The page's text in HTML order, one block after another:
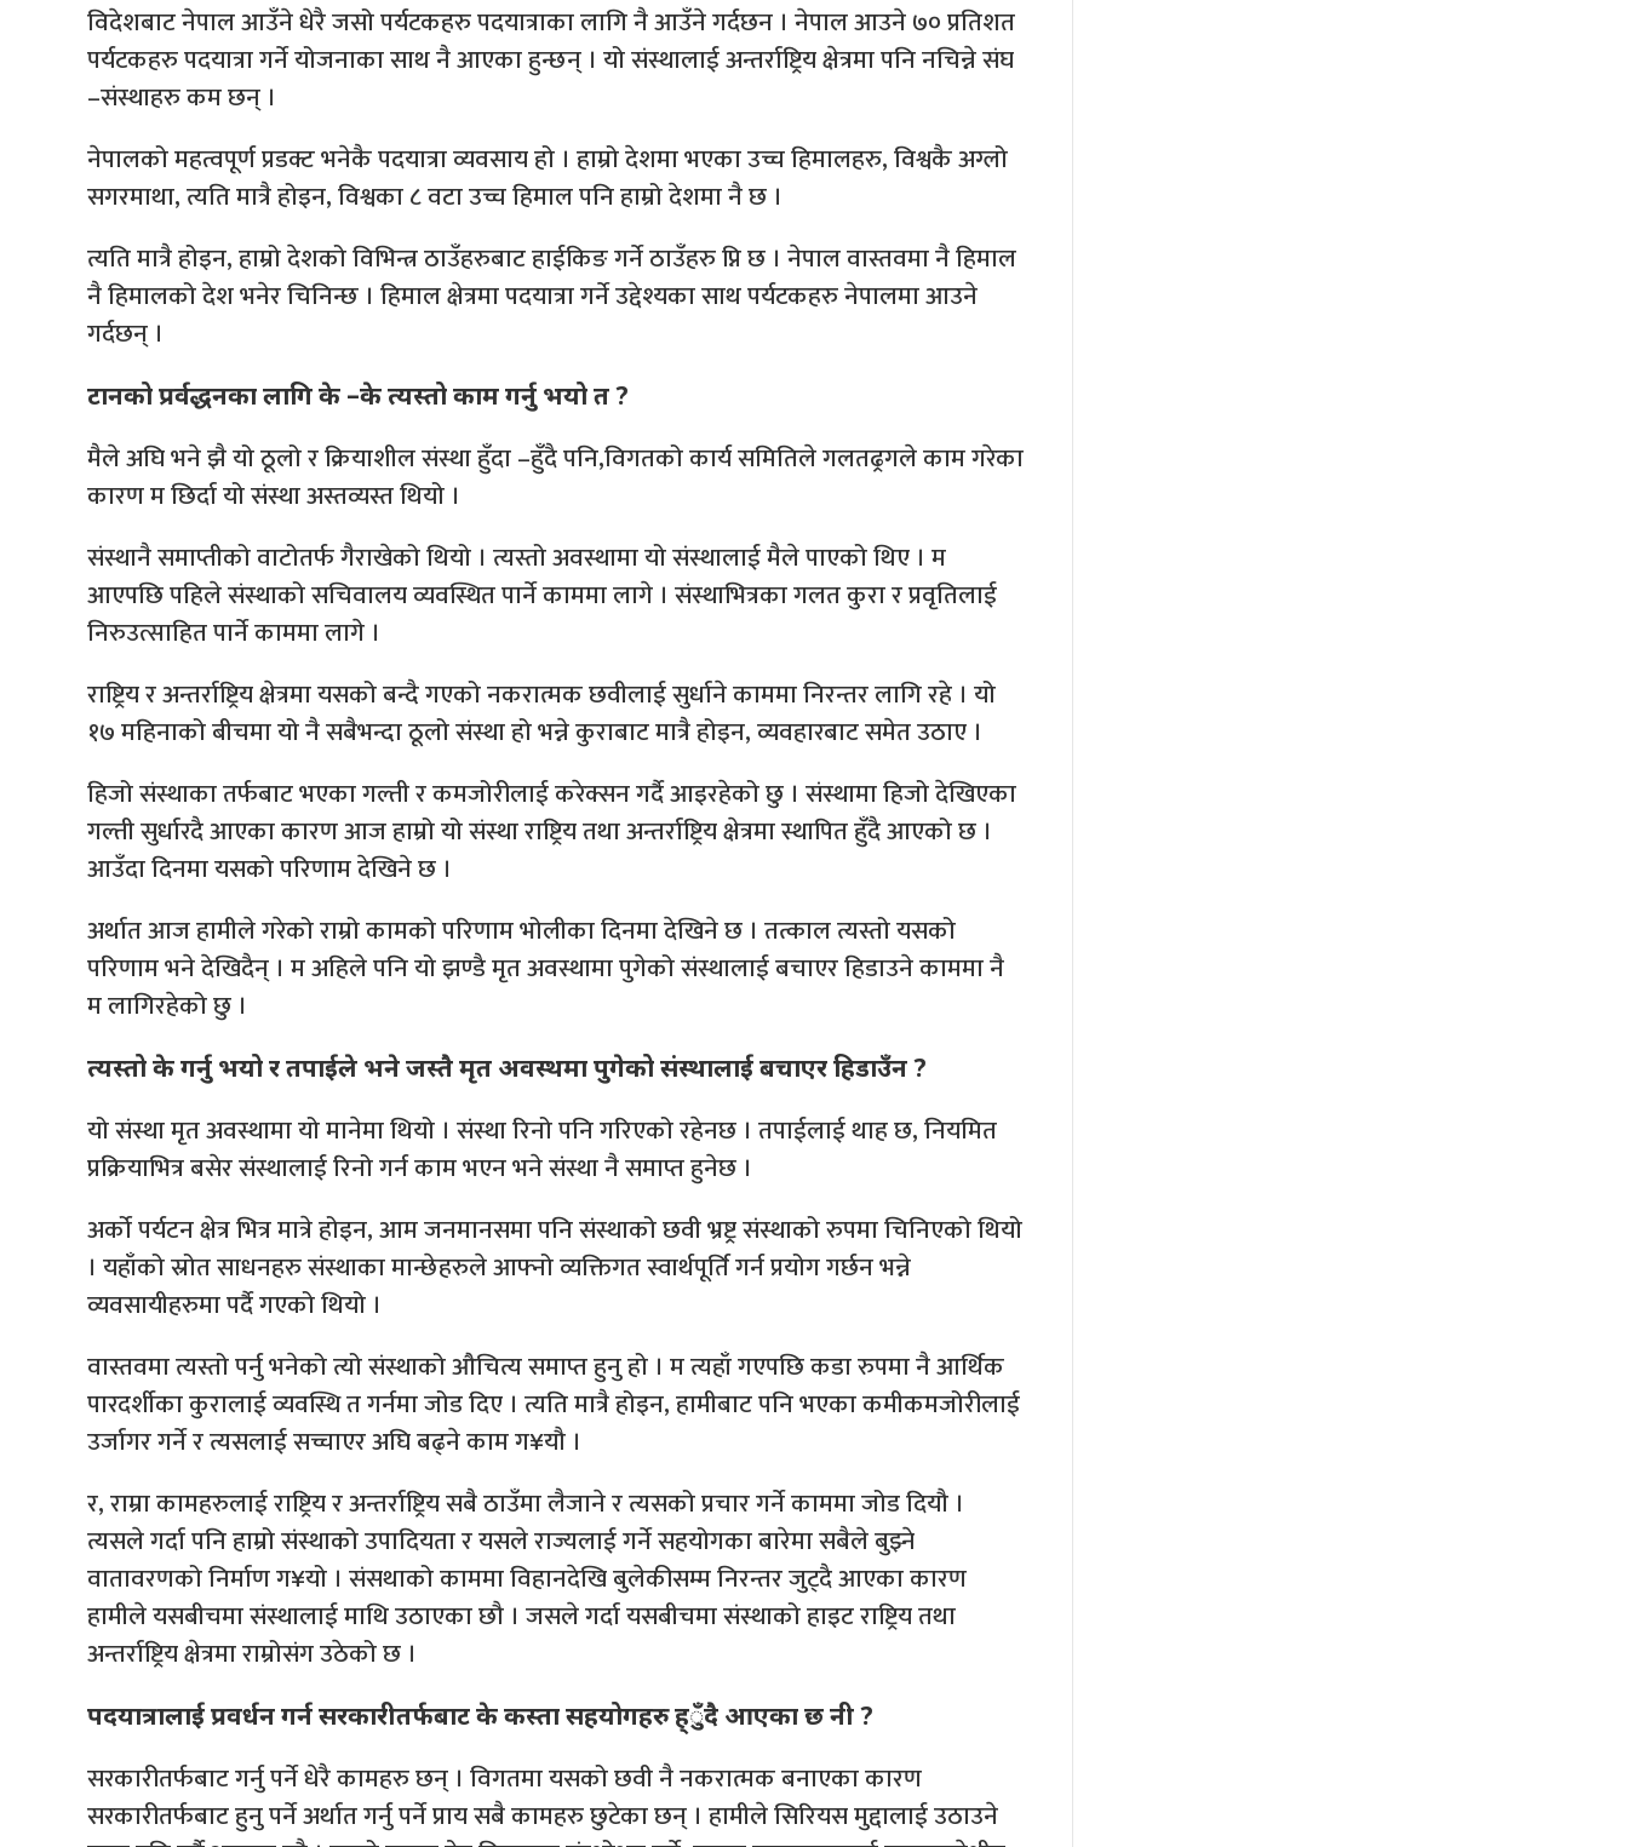
विदेशबाट नेपाल आउँने धेरै जसो पर्यटकहरु पदयात्राका लागि नै आउँने गर्दछन । नेपाल आउने ७० प्रतिशत
पर्यटकहरु पदयात्रा गर्ने योजनाका साथ नै आएका हुन्छन् । यो संस्थालाई अन्तर्राष्ट्रिय क्षेत्रमा पनि नचिन्ने संघ
–संस्थाहरु कम छन् ।
नेपालको महत्वपूर्ण प्रडक्ट भनेकै पदयात्रा व्यवसाय हो । हाम्रो देशमा भएका उच्च हिमालहरु, विश्वकै अग्लो
सगरमाथा, त्यति मात्रै होइन, विश्वका ८ वटा उच्च हिमाल पनि हाम्रो देशमा नै छ ।
त्यति मात्रै होइन, हाम्रो देशको विभिन्त्र ठाउँहरुबाट हाईकिङ गर्ने ठाउँहरु प्नि छ । नेपाल वास्तवमा नै हिमाल
नै हिमालको देश भनेर चिनिन्छ । हिमाल क्षेत्रमा पदयात्रा गर्ने उद्देश्यका साथ पर्यटकहरु नेपालमा आउने
गर्दछन् ।
टानको प्रर्वद्धनका लागि के –के त्यस्तो काम गर्नु भयो त ?
मैले अघि भने झै यो ठूलो र क्रियाशील संस्था हुँदा –हुँदै पनि,विगतको कार्य समितिले गलतढ्रगले काम गरेका
कारण म छिर्दा यो संस्था अस्तव्यस्त थियो ।
संस्थानै समाप्तीको वाटोतर्फ गैराखेको थियो । त्यस्तो अवस्थामा यो संस्थालाई मैले पाएको थिए । म
आएपछि पहिले संस्थाको सचिवालय व्यवस्थित पार्ने काममा लागे । संस्थाभित्रका गलत कुरा र प्रवृतिलाई
निरुउत्साहित पार्ने काममा लागे ।
राष्ट्रिय र अन्तर्राष्ट्रिय क्षेत्रमा यसको बन्दै गएको नकरात्मक छवीलाई सुर्धाने काममा निरन्तर लागि रहे । यो
१७ महिनाको बीचमा यो नै सबैभन्दा ठूलो संस्था हो भन्ने कुराबाट मात्रै होइन, व्यवहारबाट समेत उठाए ।
हिजो संस्थाका तर्फबाट भएका गल्ती र कमजोरीलाई करेक्सन गर्दै आइरहेको छु । संस्थामा हिजो देखिएका
गल्ती सुर्धारदै आएका कारण आज हाम्रो यो संस्था राष्ट्रिय तथा अन्तर्राष्ट्रिय क्षेत्रमा स्थापित हुँदै आएको छ ।
आउँदा दिनमा यसको परिणाम देखिने छ ।
अर्थात आज हामीले गरेको राम्रो कामको परिणाम भोलीका दिनमा देखिने छ । तत्काल त्यस्तो यसको
परिणाम भने देखिदैन् । म अहिले पनि यो झण्डै मृत अवस्थामा पुगेको संस्थालाई बचाएर हिडाउने काममा नै
म लागिरहेको छु ।
त्यस्तो के गर्नु भयो र तपाईले भने जस्तै मृत अवस्थमा पुगेको संस्थालाई बचाएर हिडाउँन ?
यो संस्था मृत अवस्थामा यो मानेमा थियो । संस्था रिनो पनि गरिएको रहेनछ । तपाईलाई थाह छ, नियमित
प्रक्रियाभित्र बसेर संस्थालाई रिनो गर्न काम भएन भने संस्था नै समाप्त हुनेछ ।
अर्को पर्यटन क्षेत्र भित्र मात्रे होइन, आम जनमानसमा पनि संस्थाको छवी भ्रष्ट्र संस्थाको रुपमा चिनिएको थियो
। यहाँको स्रोत साधनहरु संस्थाका मान्छेहरुले आफ्नो व्यक्तिगत स्वार्थपूर्ति गर्न प्रयोग गर्छन भन्ने
व्यवसायीहरुमा पर्दै गएको थियो ।
वास्तवमा त्यस्तो पर्नु भनेको त्यो संस्थाको औचित्य समाप्त हुनु हो । म त्यहाँ गएपछि कडा रुपमा नै आर्थिक
पारदर्शीका कुरालाई व्यवस्थि त गर्नमा जोड दिए । त्यति मात्रै होइन, हामीबाट पनि भएका कमीकमजोरीलाई
उर्जागर गर्ने र त्यसलाई सच्चाएर अघि बढ्ने काम ग¥यौ ।
र, राम्रा कामहरुलाई राष्ट्रिय र अन्तर्राष्ट्रिय सबै ठाउँमा लैजाने र त्यसको प्रचार गर्ने काममा जोड दियौ ।
त्यसले गर्दा पनि हाम्रो संस्थाको उपादियता र यसले राज्यलाई गर्ने सहयोगका बारेमा सबैले बुझ्ने
वातावरणको निर्माण ग¥यो । संसथाको काममा विहानदेखि बुलेकीसम्म निरन्तर जुट्दै आएका कारण
हामीले यसबीचमा संस्थालाई माथि उठाएका छौ । जसले गर्दा यसबीचमा संस्थाको हाइट राष्ट्रिय तथा
अन्तर्राष्ट्रिय क्षेत्रमा राम्रोसंग उठेको छ ।
पदयात्रालाई प्रवर्धन गर्न सरकारीतर्फबाट के कस्ता सहयोगहरु ह्ुँदै आएका छ नी ?
सरकारीतर्फबाट गर्नु पर्ने धेरै कामहरु छन् । विगतमा यसको छवी नै नकरात्मक बनाएका कारण
सरकारीतर्फबाट हुनु पर्ने अर्थात गर्नु पर्ने प्राय सबै कामहरु छुटेका छन् । हामीले सिरियस मुद्दालाई उठाउने